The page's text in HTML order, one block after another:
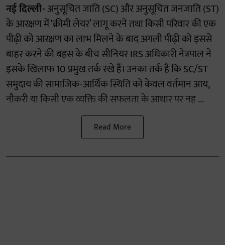
नई दिल्ली-अनुसूचित जाति (SC) और अनुसूचित जनजाति (ST)
के आरक्षण में ‘क्रीमी लेयर’ लागू करने तथा किसी परिवार की एक
पीढ़ी को आरक्षण का लाभ मिलने के बाद अगली पीढ़ी को इससे
बाहर करने की बहस के बीच सीनियर IRS अधिकारी नेत्रपाल ने
इसके खिलाफ 10 प्रमुख तर्क रखे हैं। उनका तर्क है कि SC/ST
समुदाय की सामाजिक-आर्थिक स्थिति को केवल वर्तमान आय,
नौकरी या किसी एक व्यक्ति की सफलता के आधार पर नह ...
Read More